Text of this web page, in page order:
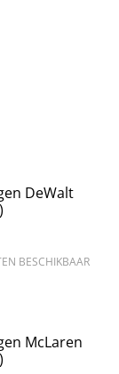
DeWalt
BESCHIKBAAR
McLaren